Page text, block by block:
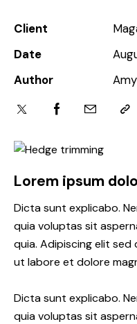
Client
Date
Author
Lorem ipsum
Dicta sunt explicabo.
quia voluptas sit
quia. Adipiscing elit
ut labore et dolore
Dicta sunt explicabo.
quia voluptas sit